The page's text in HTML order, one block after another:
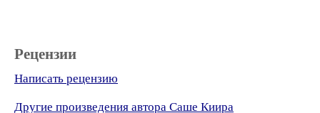
Рецензии
Написать рецензию
Другие произведения автора Саше Киира